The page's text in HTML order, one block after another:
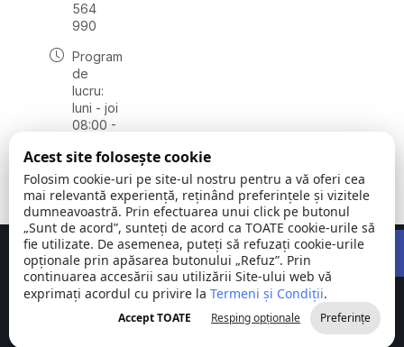
564
990
Program
de
lucru:
luni - joi
08:00 -
vineri
08:00 -
14:00
Comuna
Stejaru |
județul Tulcea
©
2026
Toate
drepturile
rezervate
Concept realizat deBig Media Relații Publice SRL
Acest site folosește cookie
Folosim cookie-uri pe site-ul nostru pentru a vă oferi cea
mai relevantă experiență, reținând preferințele și vizitele
dumneavoastră. Prin efectuarea unui click pe butonul
„Sunt de acord”, sunteți de acord ca TOATE cookie-urile să
fie utilizate. De asemenea, puteți să refuzați cookie-urile
opționale prin apăsarea butonului „Refuz”. Prin
continuarea accesării sau utilizării Site-ului web vă
exprimați acordul cu privire la Termeni și Condiții.
Accept TOATE Resping opționale Preferințe